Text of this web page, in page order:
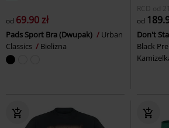
od 69.90 zł
Pads Sport Bra (Dwupak)
Urban
Classics
Bielizna
RCD
od
od
Don't
Black